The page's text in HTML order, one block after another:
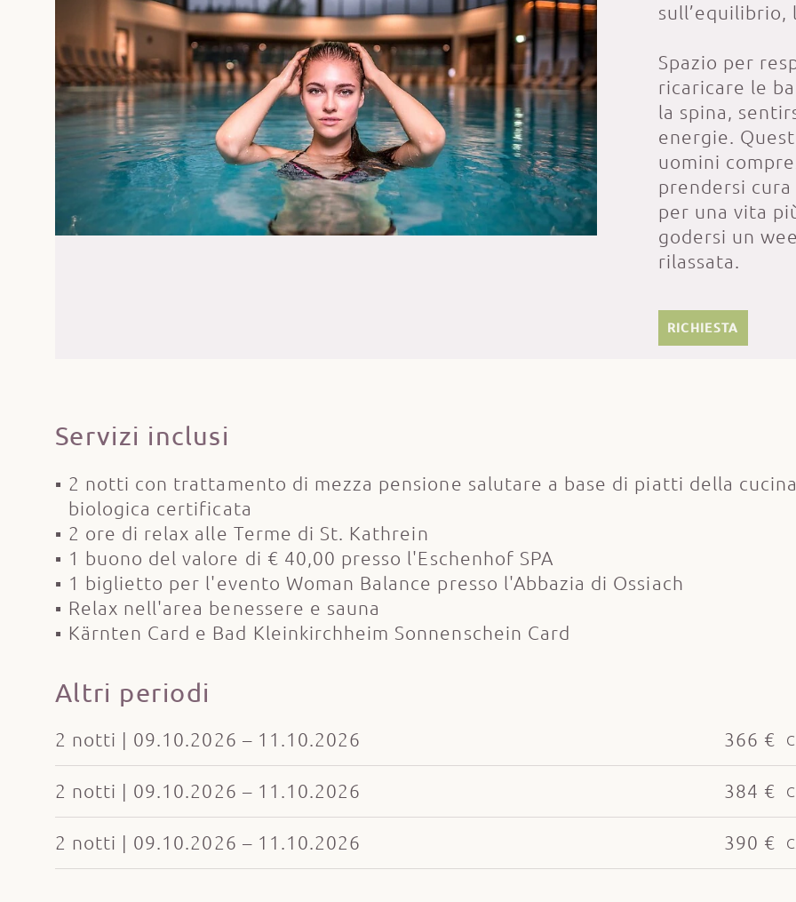
Spazio per
ricaricare le
la spina,
energie.
uomini
prendersi
per una vita
godersi un
rilassata.
RICHIESTA
Servizi inclusi
2 notti con trattamento di mezza pensione salutare a base di piatti della
biologica certificata
2 ore di relax alle Terme di St. Kathrein
1 buono del valore di € 40,00 presso l'Eschenhof SPA
1 biglietto per l'evento Woman Balance presso l'Abbazia di Ossiach
Relax nell'area benessere e sauna
Kärnten Card e Bad Kleinkirchheim Sonnenschein Card
Altri periodi
2 notti | 09.10.2026 – 11.10.2026 366 €
2 notti | 09.10.2026 – 11.10.2026 384 €
2 notti | 09.10.2026 – 11.10.2026 390 €